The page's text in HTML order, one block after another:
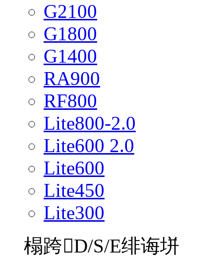
G2100
G1800
G1400
RA900
RF800
Lite800-2.0
Lite600 2.0
Lite600
Lite450
Lite300
榻跨D/S/E绯诲垪